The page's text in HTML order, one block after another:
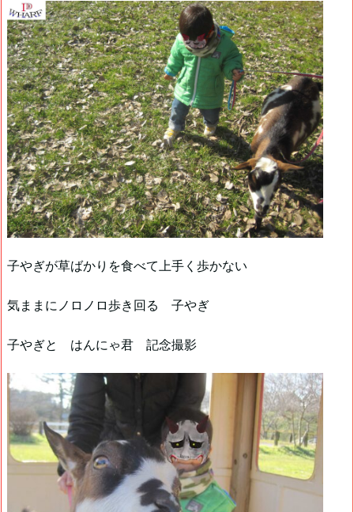
子やぎが草ばかりを食べて上手く歩かない
気ままにノロノロ歩き回る 子やぎ
子やぎと はんにゃ君 記念撮影